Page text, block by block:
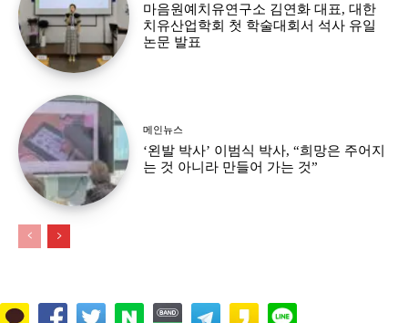
마음원예치유연구소 김연화 대표, 대한
치유산업학회 첫 학술대회서 석사 유일
논문 발표
메인뉴스
‘왼발 박사’ 이범식 박사, “희망은 주어지
는 것 아니라 만들어 가는 것”